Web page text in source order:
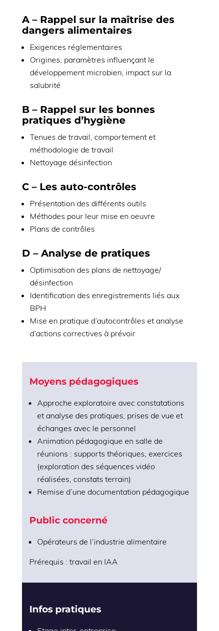
A – Rappel sur la maîtrise des
dangers alimentaires
Exigences réglementaires
Origines, paramètres influençant le
développement microbien, impact sur la
salubrité
B – Rappel sur les bonnes
pratiques d’hygiène
Tenues de travail, comportement et
méthodologie de travail
Nettoyage désinfection
C – Les auto-contrôles
Présentation des différents outils
Méthodes pour leur mise en oeuvre
Plans de contrôles
D – Analyse de pratiques
Optimisation des plans de nettoyage/
désinfection
Identification des enregistrements liés aux
BPH
Mise en pratique d’autocontrôles et analyse
d’actions correctives à prévoir
Moyens pédagogiques
Approche exploratoire avec constatations
et analyse des pratiques, prises de vue et
échanges avec le personnel
Animation pédagogique en salle de
réunions : supports théoriques, exercices
(exploration des séquences vidéo
réalisées, constats terrain)
Remise d’une documentation pédagogique
Public concerné
Opérateurs de l’industrie alimentaire
Prérequis : travail en IAA
Infos pratiques